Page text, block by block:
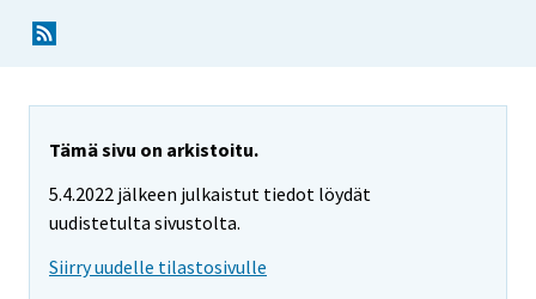
Tämä sivu on arkistoitu.
5.4.2022 jälkeen julkaistut tiedot löydät
uudistetulta sivustolta.
Siirry uudelle tilastosivulle